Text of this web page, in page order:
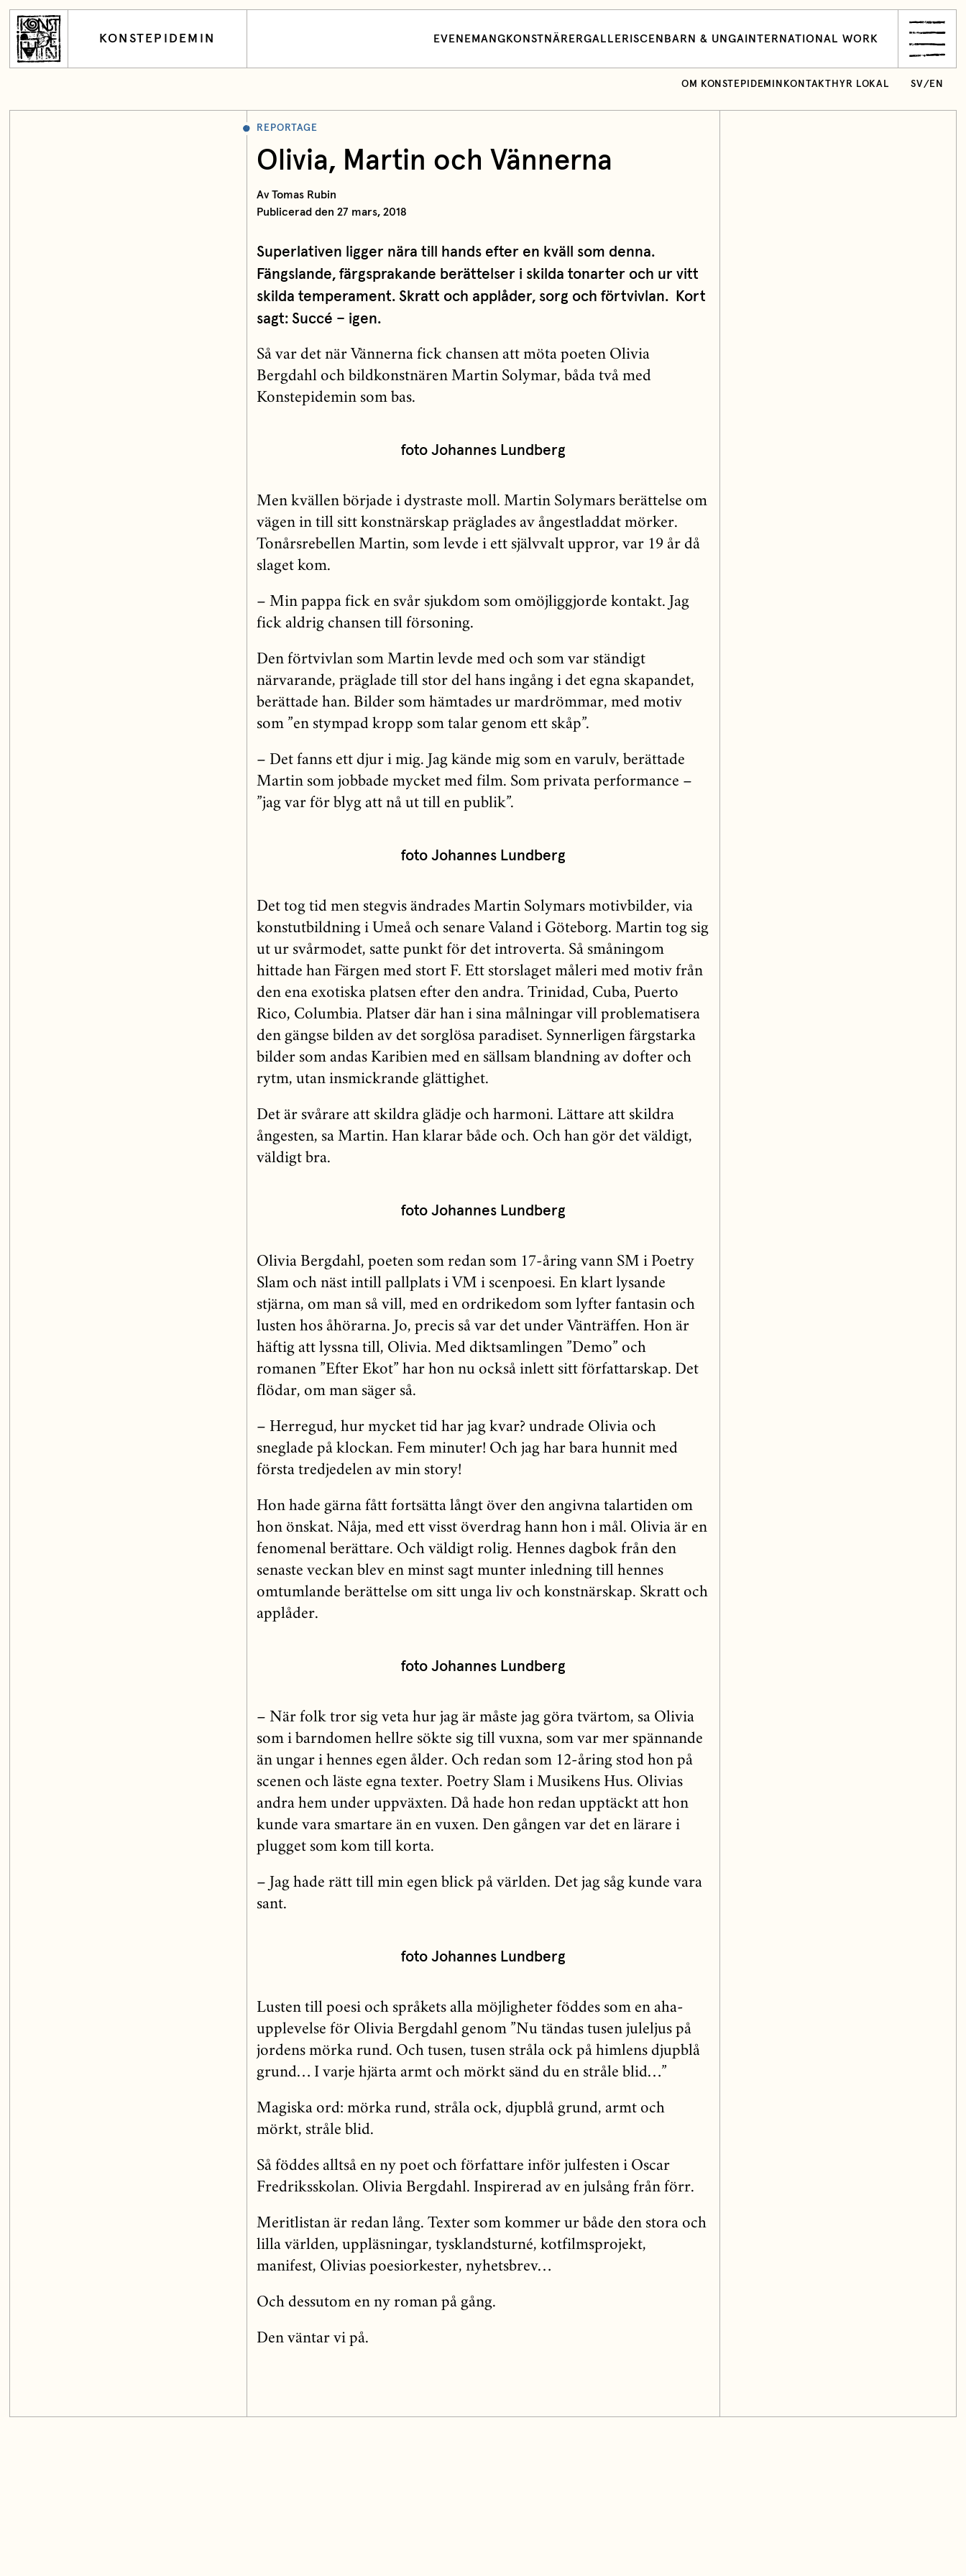
KONSTEPIDEMIN EVENEMANG KONSTNÄRERGALLERI SCEN BARN & UNGA INTERNATIONAL WORK
OM KONSTEPIDEMIN KONTAKT HYR LOKAL SV/ EN
REPORTAGE
Olivia, Martin och Vännerna
Av Tomas Rubin
Publicerad den 27 mars, 2018
Superlativen ligger nära till hands efter en kväll som denna.
Fängslande, färgsprakande berättelser i skilda tonarter och ur vitt
skilda temperament. Skratt och applåder, sorg och förtvivlan. Kort
sagt: Succé – igen.
Så var det när Vännerna fick chansen att möta poeten Olivia
Bergdahl och bildkonstnären Martin Solymar, båda två med
Konstepidemin som bas.
foto Johannes Lundberg
Men kvällen började i dystraste moll. Martin Solymars berättelse om
vägen in till sitt konstnärskap präglades av ångestladdat mörker.
Tonårsrebellen Martin, som levde i ett självvalt uppror, var 19 år då
slaget kom.
– Min pappa fick en svår sjukdom som omöjliggjorde kontakt. Jag
fick aldrig chansen till försoning.
Den förtvivlan som Martin levde med och som var ständigt
närvarande, präglade till stor del hans ingång i det egna skapandet,
berättade han. Bilder som hämtades ur mardrömmar, med motiv
som ”en stympad kropp som talar genom ett skåp”.
– Det fanns ett djur i mig. Jag kände mig som en varulv, berättade
Martin som jobbade mycket med film. Som privata performance –
”jag var för blyg att nå ut till en publik”.
foto Johannes Lundberg
Det tog tid men stegvis ändrades Martin Solymars motivbilder, via
konstutbildning i Umeå och senare Valand i Göteborg. Martin tog sig
ut ur svårmodet, satte punkt för det introverta. Så småningom
hittade han Färgen med stort F. Ett storslaget måleri med motiv från
den ena exotiska platsen efter den andra. Trinidad, Cuba, Puerto
Rico, Columbia. Platser där han i sina målningar vill problematisera
den gängse bilden av det sorglösa paradiset. Synnerligen färgstarka
bilder som andas Karibien med en sällsam blandning av dofter och
rytm, utan insmickrande glättighet.
Det är svårare att skildra glädje och harmoni. Lättare att skildra
ångesten, sa Martin. Han klarar både och. Och han gör det väldigt,
väldigt bra.
foto Johannes Lundberg
Olivia Bergdahl, poeten som redan som 17-åring vann SM i Poetry
Slam och näst intill pallplats i VM i scenpoesi. En klart lysande
stjärna, om man så vill, med en ordrikedom som lyfter fantasin och
lusten hos åhörarna. Jo, precis så var det under Vänträffen. Hon är
häftig att lyssna till, Olivia. Med diktsamlingen ”Demo” och
romanen ”Efter Ekot” har hon nu också inlett sitt författarskap. Det
flödar, om man säger så.
– Herregud, hur mycket tid har jag kvar? undrade Olivia och
sneglade på klockan. Fem minuter! Och jag har bara hunnit med
första tredjedelen av min story!
Hon hade gärna fått fortsätta långt över den angivna talartiden om
hon önskat. Nåja, med ett visst överdrag hann hon i mål. Olivia är en
fenomenal berättare. Och väldigt rolig. Hennes dagbok från den
senaste veckan blev en minst sagt munter inledning till hennes
omtumlande berättelse om sitt unga liv och konstnärskap. Skratt och
applåder.
foto Johannes Lundberg
– När folk tror sig veta hur jag är måste jag göra tvärtom, sa Olivia
som i barndomen hellre sökte sig till vuxna, som var mer spännande
än ungar i hennes egen ålder. Och redan som 12-åring stod hon på
scenen och läste egna texter. Poetry Slam i Musikens Hus. Olivias
andra hem under uppväxten. Då hade hon redan upptäckt att hon
kunde vara smartare än en vuxen. Den gången var det en lärare i
plugget som kom till korta.
– Jag hade rätt till min egen blick på världen. Det jag såg kunde vara
sant.
foto Johannes Lundberg
Lusten till poesi och språkets alla möjligheter föddes som en aha-
upplevelse för Olivia Bergdahl genom ”Nu tändas tusen juleljus på
jordens mörka rund. Och tusen, tusen stråla ock på himlens djupblå
grund… I varje hjärta armt och mörkt sänd du en stråle blid…”
Magiska ord: mörka rund, stråla ock, djupblå grund, armt och
mörkt, stråle blid.
Så föddes alltså en ny poet och författare inför julfesten i Oscar
Fredriksskolan. Olivia Bergdahl. Inspirerad av en julsång från förr.
Meritlistan är redan lång. Texter som kommer ur både den stora och
lilla världen, uppläsningar, tysklandsturné, kotfilmsprojekt,
manifest, Olivias poesiorkester, nyhetsbrev…
Och dessutom en ny roman på gång.
Den väntar vi på.